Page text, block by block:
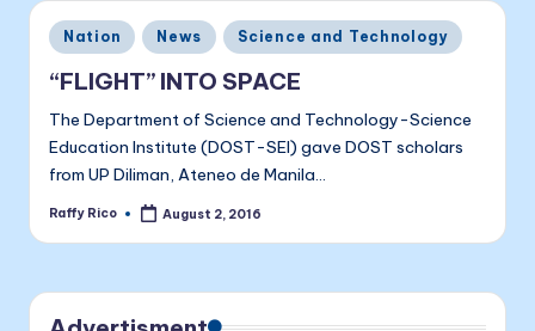
o
n
B
r
e
a
k
B
tuwing
tanghali.
Posted
in
Nation News Science and Technology
“FLIGHT” INTO SPACE
The Department of Science and Technology-Science
Education Institute (DOST-SEI) gave DOST scholars
from UP Diliman, Ateneo de Manila…
Posted
Raffy Rico August 2, 2016